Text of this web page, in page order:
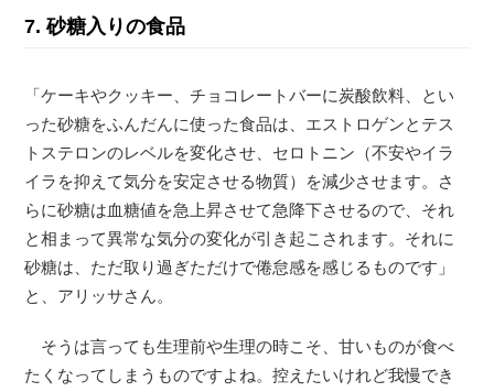
7. 砂糖入りの食品
「ケーキやクッキー、チョコレートバーに炭酸飲料、とい
った砂糖をふんだんに使った食品は、エストロゲンとテス
トステロンのレベルを変化させ、セロトニン（不安やイラ
イラを抑えて気分を安定させる物質）を減少させます。さ
らに砂糖は血糖値を急上昇させて急降下させるので、それ
と相まって異常な気分の変化が引き起こされます。それに
砂糖は、ただ取り過ぎただけで倦怠感を感じるものです」
と、アリッサさん。
そうは言っても生理前や生理の時こそ、甘いものが食べ
たくなってしまうものですよね。控えたいけれど我慢でき